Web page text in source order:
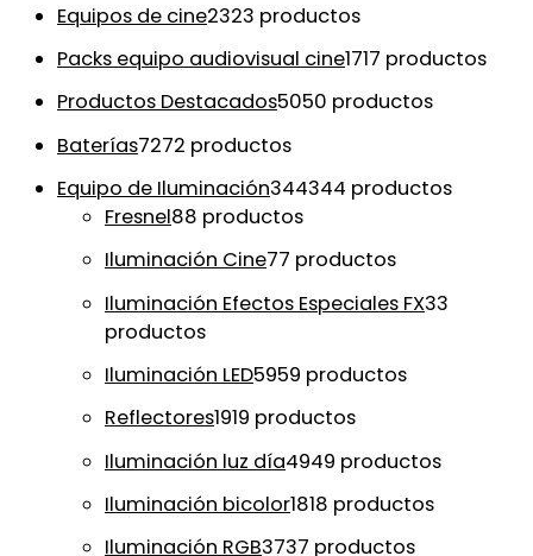
Equipos de cine2323 productos
Packs equipo audiovisual cine1717 productos
Productos Destacados5050 productos
Baterías7272 productos
Equipo de Iluminación344344 productos
Fresnel88 productos
Iluminación Cine77 productos
Iluminación Efectos Especiales FX33
productos
Iluminación LED5959 productos
Reflectores1919 productos
Iluminación luz día4949 productos
Iluminación bicolor1818 productos
Iluminación RGB3737 productos